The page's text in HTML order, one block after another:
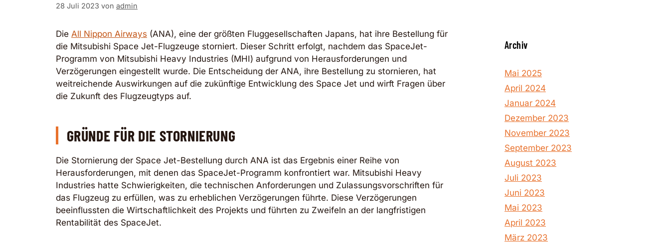
28 Juli 2023 von admin
Die All Nippon Airways (ANA), eine der größten Fluggesellschaften Japans, hat ihre Bestellung für
die Mitsubishi Space Jet-Flugzeuge storniert. Dieser Schritt erfolgt, nachdem das SpaceJet-
Programm von Mitsubishi Heavy Industries (MHI) aufgrund von Herausforderungen und
Verzögerungen eingestellt wurde. Die Entscheidung der ANA, ihre Bestellung zu stornieren, hat
weitreichende Auswirkungen auf die zukünftige Entwicklung des Space Jet und wirft Fragen über
die Zukunft des Flugzeugtyps auf.
GRÜNDE FÜR DIE STORNIERUNG
Die Stornierung der Space Jet-Bestellung durch ANA ist das Ergebnis einer Reihe von
Herausforderungen, mit denen das SpaceJet-Programm konfrontiert war. Mitsubishi Heavy
Industries hatte Schwierigkeiten, die technischen Anforderungen und Zulassungsvorschriften für
das Flugzeug zu erfüllen, was zu erheblichen Verzögerungen führte. Diese Verzögerungen
beeinflussten die Wirtschaftlichkeit des Projekts und führten zu Zweifeln an der langfristigen
Rentabilität des SpaceJet.
Archiv
Mai 2025
April 2024
Januar 2024
Dezember 2023
November 2023
September 2023
August 2023
Juli 2023
Juni 2023
Mai 2023
April 2023
März 2023